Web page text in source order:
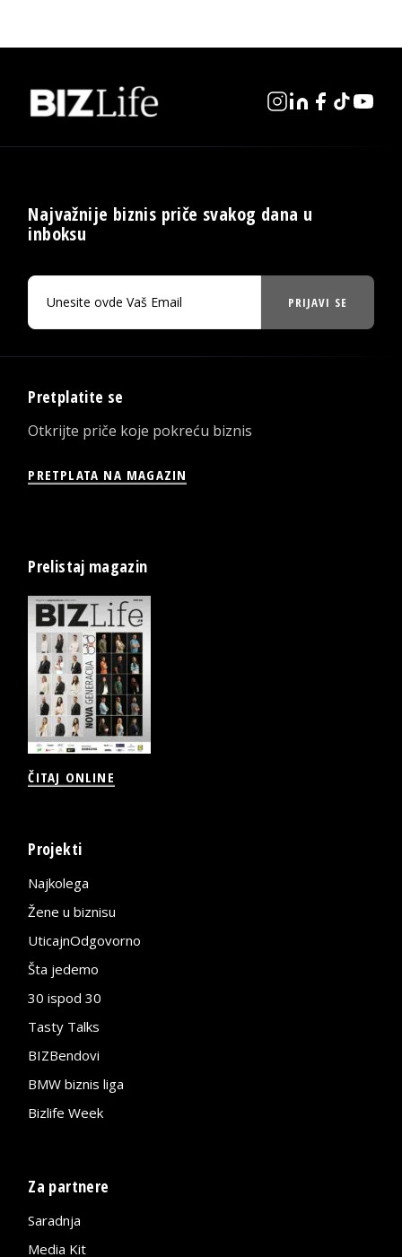
Najvažnije biznis priče svakog dana u
inboksu
PRIJAVI SE
Pretplatite se
Otkrijte priče koje pokreću biznis
PRETPLATA NA MAGAZIN
Prelistaj magazin
ČITAJ ONLINE
Projekti
Najkolega
Žene u biznisu
UticajnOdgovorno
Šta jedemo
30 ispod 30
Tasty Talks
BIZBendovi
BMW biznis liga
Bizlife Week
Za partnere
Saradnja
Media Kit